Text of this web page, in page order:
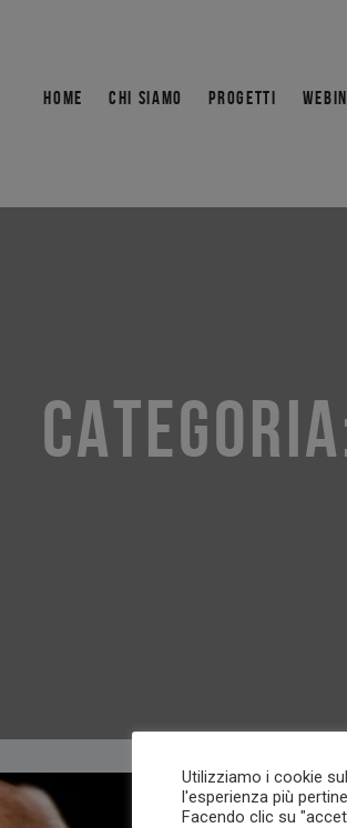
HOME CHI SIAMO PROGETTI
Utilizziamo i cookie
l'esperienza più
Facendo clic su